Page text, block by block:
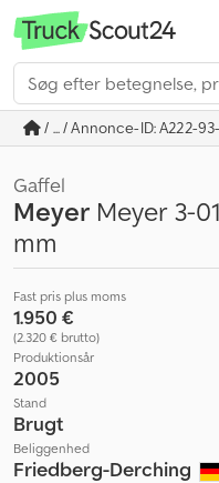
/ ... / Annonce-ID: A222-
Gaffel
Meyer Meyer 3-
mm
Fast pris plus moms
1.950 €
(2.320 € brutto)
Produktionsår
2005
Stand
Brugt
Beliggenhed
Friedberg-Derching